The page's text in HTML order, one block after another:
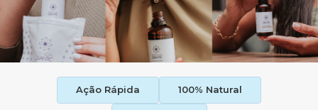
Ação Rápida 100% Natural